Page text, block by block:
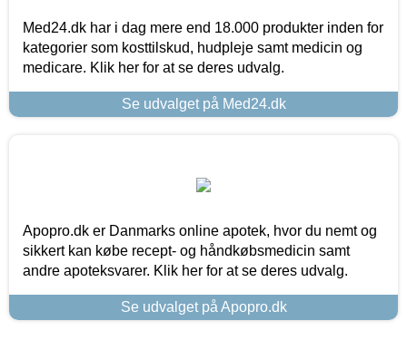
Med24.dk har i dag mere end 18.000 produkter inden for
kategorier som kosttilskud, hudpleje samt medicin og
medicare. Klik her for at se deres udvalg.
Se udvalget på Med24.dk
Apopro.dk er Danmarks online apotek, hvor du nemt og
sikkert kan købe recept- og håndkøbsmedicin samt
andre apoteksvarer. Klik her for at se deres udvalg.
Se udvalget på Apopro.dk